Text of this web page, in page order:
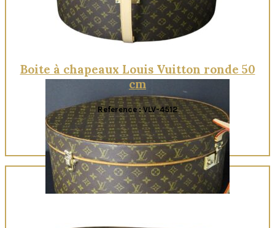
Boite à chapeaux Louis Vuitton ronde 50
cm
Reference : VLV-4512